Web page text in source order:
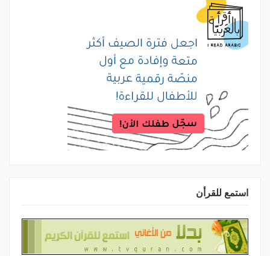
استمع للقرأن